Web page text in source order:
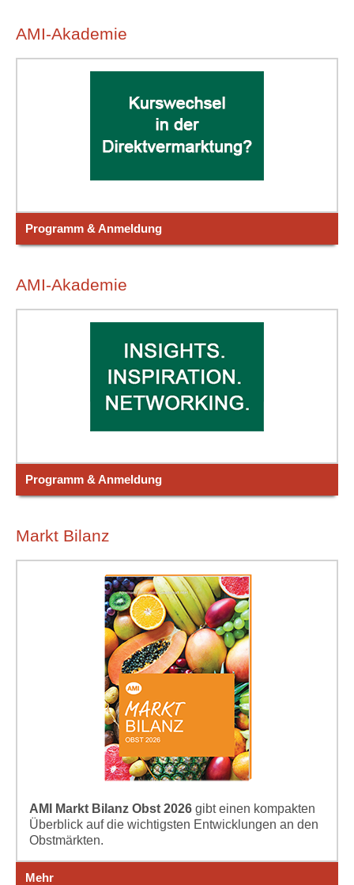
AMI-Akademie
Programm & Anmeldung
AMI-Akademie
Programm & Anmeldung
Markt Bilanz
AMI Markt Bilanz Obst 2026 gibt einen kompakten
Überblick auf die wichtigsten Entwicklungen an den
Obstmärkten.
Mehr